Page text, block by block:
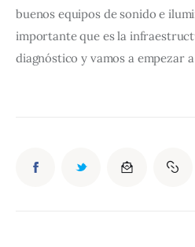
buenos equipos de sonido e
importante que es la
diagnóstico y vamos a empezar